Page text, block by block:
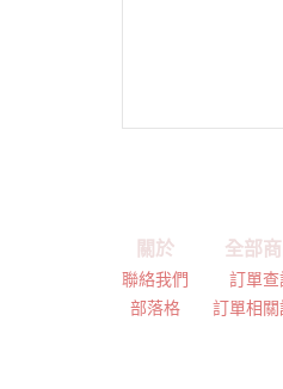
關於
聯絡我們
部落格
全部
訂單查
訂單相關